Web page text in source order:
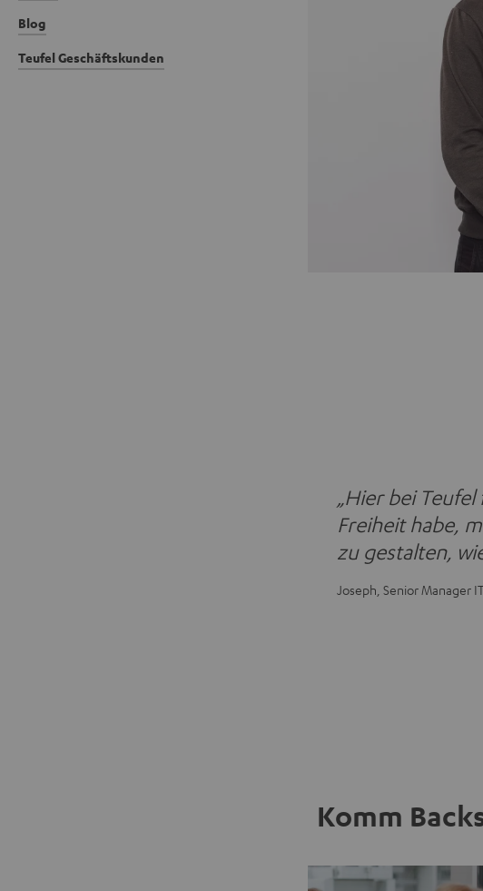
Blog
Teufel Geschäftskunden
„Hier bei
Freiheit habe,
zu gestalten,
Joseph, Senior Manager
Komm